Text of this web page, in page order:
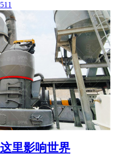
里影响世界